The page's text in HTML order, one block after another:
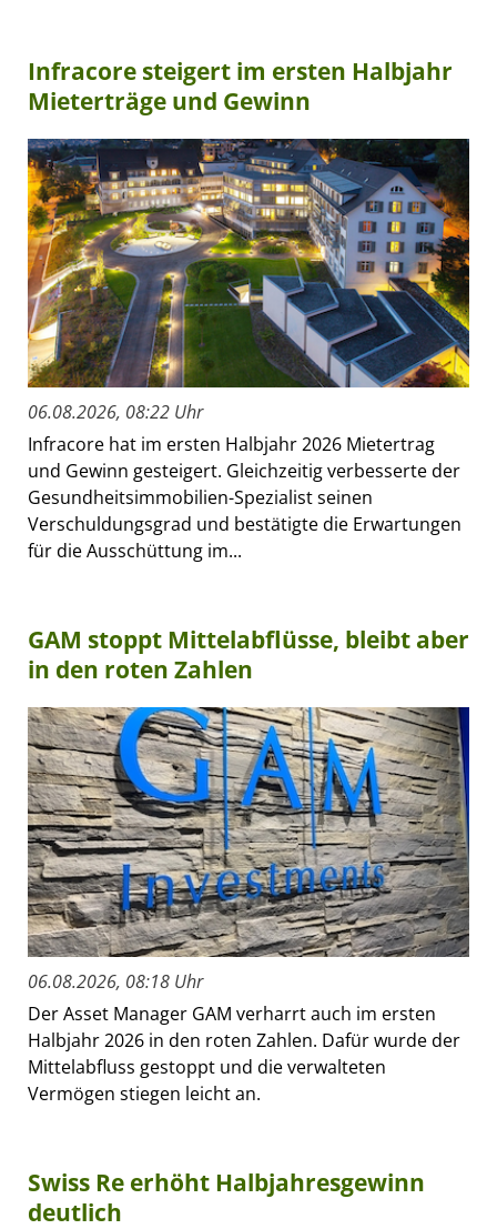
Infracore steigert im ersten Halbjahr
Mieterträge und Gewinn
06.08.2026, 08:22 Uhr
Infracore hat im ersten Halbjahr 2026 Mietertrag
und Gewinn gesteigert. Gleichzeitig verbesserte der
Gesundheitsimmobilien-Spezialist seinen
Verschuldungsgrad und bestätigte die Erwartungen
für die Ausschüttung im...
GAM stoppt Mittelabflüsse, bleibt aber
in den roten Zahlen
06.08.2026, 08:18 Uhr
Der Asset Manager GAM verharrt auch im ersten
Halbjahr 2026 in den roten Zahlen. Dafür wurde der
Mittelabfluss gestoppt und die verwalteten
Vermögen stiegen leicht an.
Swiss Re erhöht Halbjahresgewinn
deutlich